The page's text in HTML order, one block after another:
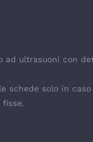
ad ultrasuoni con
schede solo in